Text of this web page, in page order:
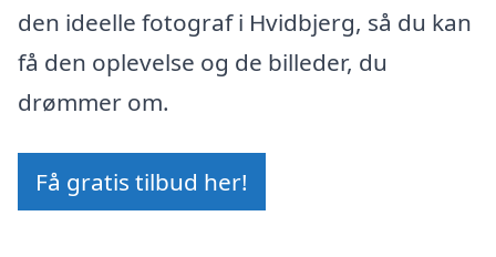
den ideelle fotograf i Hvidbjerg, så du kan
få den oplevelse og de billeder, du
drømmer om.
Få gratis tilbud her!